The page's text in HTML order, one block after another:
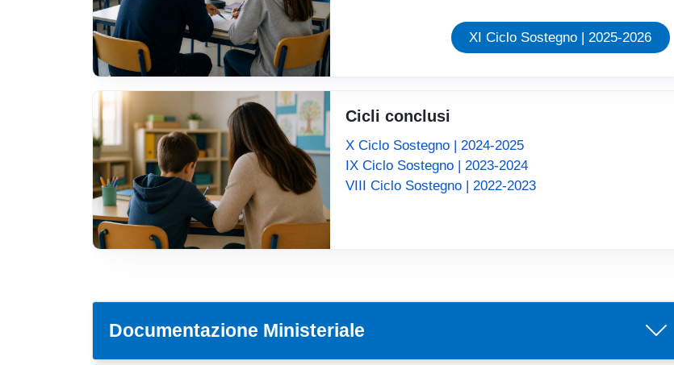
XI Ciclo Sostegno | 2025-2026
Cicli conclusi
X Ciclo Sostegno | 2024-2025
IX Ciclo Sostegno | 2023-2024
VIII Ciclo Sostegno | 2022-2023
Documentazione Ministeriale